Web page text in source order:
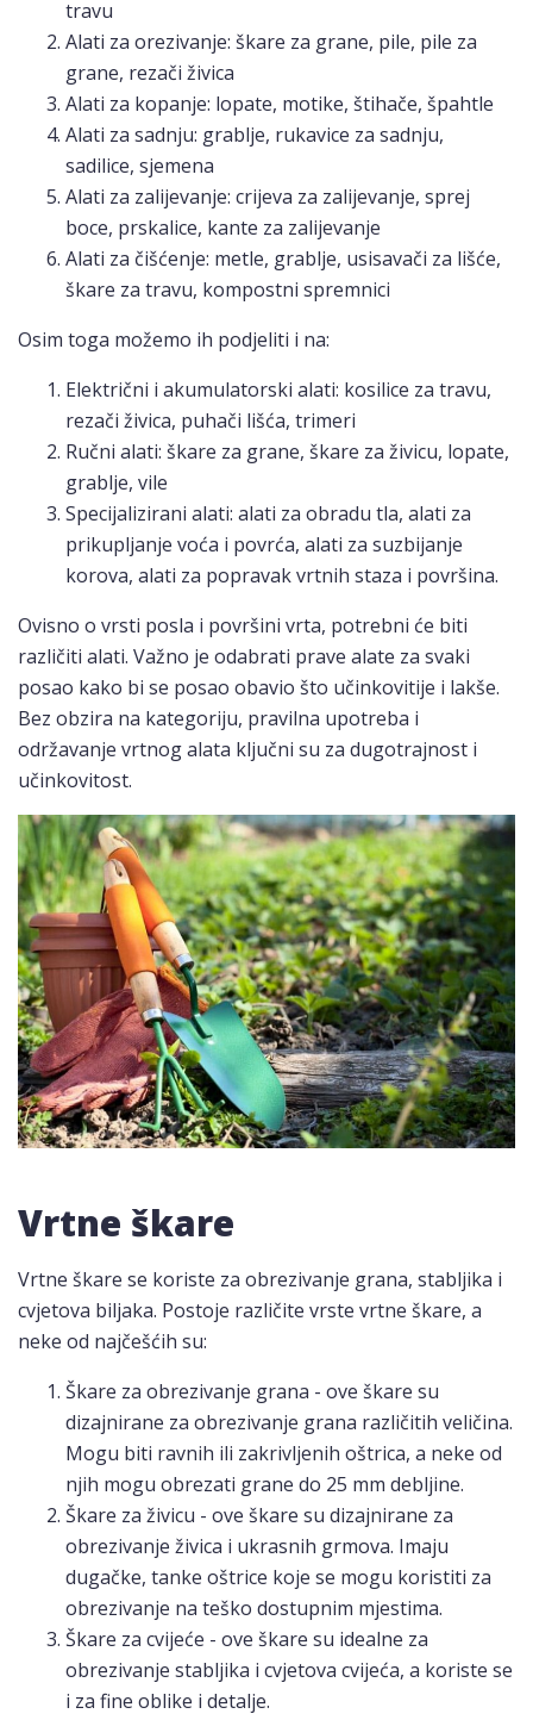
travu
Alati za orezivanje: škare za grane, pile, pile za
grane, rezači živica
Alati za kopanje: lopate, motike, štihače, špahtle
Alati za sadnju: grablje, rukavice za sadnju,
sadilice, sjemena
Alati za zalijevanje: crijeva za zalijevanje, sprej
boce, prskalice, kante za zalijevanje
Alati za čišćenje: metle, grablje, usisavači za lišće,
škare za travu, kompostni spremnici
Osim toga možemo ih podjeliti i na:
Električni i akumulatorski alati: kosilice za travu,
rezači živica, puhači lišća, trimeri
Ručni alati: škare za grane, škare za živicu, lopate,
grablje, vile
Specijalizirani alati: alati za obradu tla, alati za
prikupljanje voća i povrća, alati za suzbijanje
korova, alati za popravak vrtnih staza i površina.
Ovisno o vrsti posla i površini vrta, potrebni će biti
različiti alati. Važno je odabrati prave alate za svaki
posao kako bi se posao obavio što učinkovitije i lakše.
Bez obzira na kategoriju, pravilna upotreba i
održavanje vrtnog alata ključni su za dugotrajnost i
učinkovitost.
Vrtne škare
Vrtne škare se koriste za obrezivanje grana, stabljika i
cvjetova biljaka. Postoje različite vrste vrtne škare, a
neke od najčešćih su:
Škare za obrezivanje grana - ove škare su
dizajnirane za obrezivanje grana različitih veličina.
Mogu biti ravnih ili zakrivljenih oštrica, a neke od
njih mogu obrezati grane do 25 mm debljine.
Škare za živicu - ove škare su dizajnirane za
obrezivanje živica i ukrasnih grmova. Imaju
dugačke, tanke oštrice koje se mogu koristiti za
obrezivanje na teško dostupnim mjestima.
Škare za cvijeće - ove škare su idealne za
obrezivanje stabljika i cvjetova cvijeća, a koriste se
i za fine oblike i detalje.